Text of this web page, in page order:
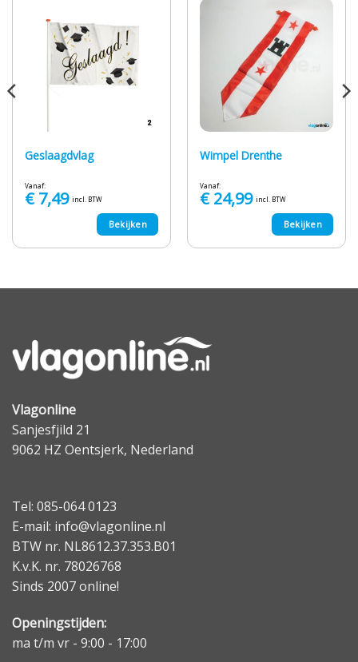
Geslaagdvlag
Vanaf:
€7,49 incl. BTW
Bekijken
Wimpel Drenthe
Vanaf:
€24,99 incl. BTW
Bekijken
Vlagonline
Sanjesfjild 21
9062 HZ Oentsjerk, Nederland
Tel: 085-064 0123
E-mail: info@vlagonline.nl
BTW nr. NL8612.37.353.B01
K.v.K. nr. 78026768
Sinds 2007 online!
Openingstijden:
ma t/m vr - 9:00 - 17:00